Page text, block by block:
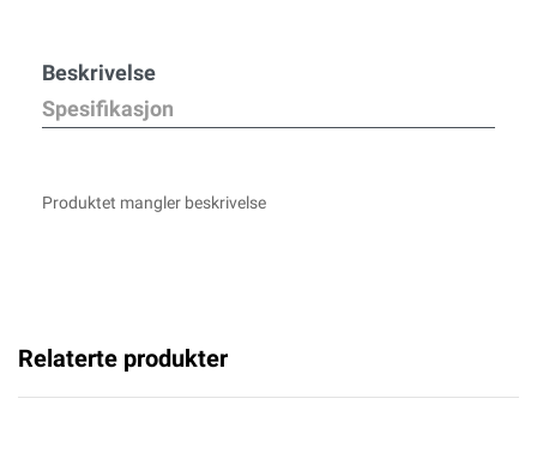
Beskrivelse
Spesifikasjon
Produktet mangler beskrivelse
Relaterte produkter